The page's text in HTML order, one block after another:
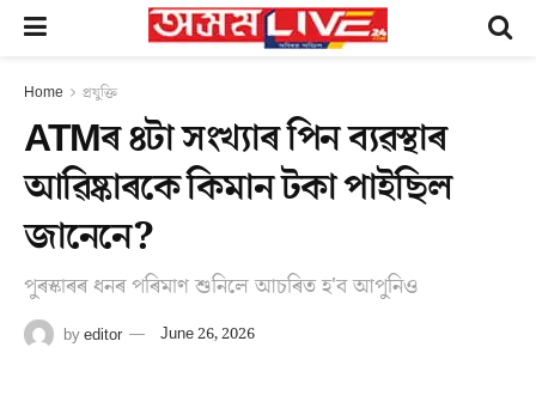
Home প্ৰযুক্তি
ATMৰ ৪টা সংখ্যাৰ পিন ব্যৱস্থাৰ
আৱিষ্কাৰকে কিমান টকা পাইছিল
জানেনে?
পুৰস্কাৰৰ ধনৰ পৰিমাণ শুনিলে আচৰিত হ'ব আপুনিও
byeditor June 26, 2026